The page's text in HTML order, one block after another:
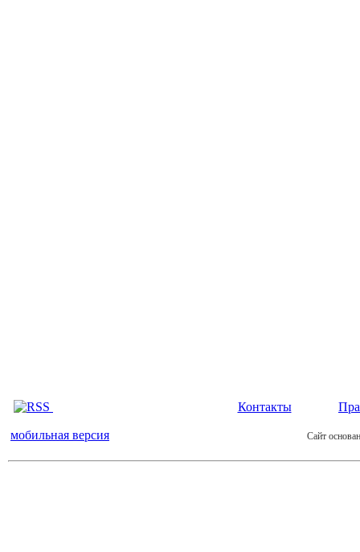
Контакты
мобильная версия Сайт